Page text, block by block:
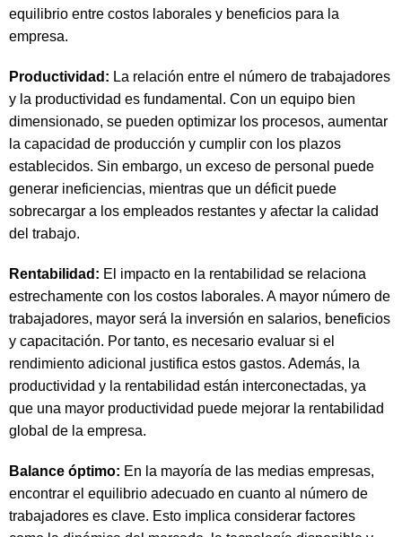
equilibrio entre costos laborales y beneficios para la
empresa.
Productividad: La relación entre el número de trabajadores
y la productividad es fundamental. Con un equipo bien
dimensionado, se pueden optimizar los procesos, aumentar
la capacidad de producción y cumplir con los plazos
establecidos. Sin embargo, un exceso de personal puede
generar ineficiencias, mientras que un déficit puede
sobrecargar a los empleados restantes y afectar la calidad
del trabajo.
Rentabilidad: El impacto en la rentabilidad se relaciona
estrechamente con los costos laborales. A mayor número de
trabajadores, mayor será la inversión en salarios, beneficios
y capacitación. Por tanto, es necesario evaluar si el
rendimiento adicional justifica estos gastos. Además, la
productividad y la rentabilidad están interconectadas, ya
que una mayor productividad puede mejorar la rentabilidad
global de la empresa.
Balance óptimo: En la mayoría de las medias empresas,
encontrar el equilibrio adecuado en cuanto al número de
trabajadores es clave. Esto implica considerar factores